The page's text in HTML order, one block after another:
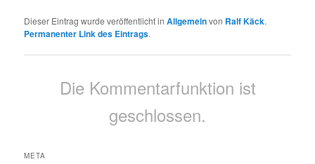
Dieser Eintrag wurde veröffentlicht inAllgemeinvon Ralf Käck.
Permanenter Link des Eintrags.
Die Kommentarfunktion ist
geschlossen.
META